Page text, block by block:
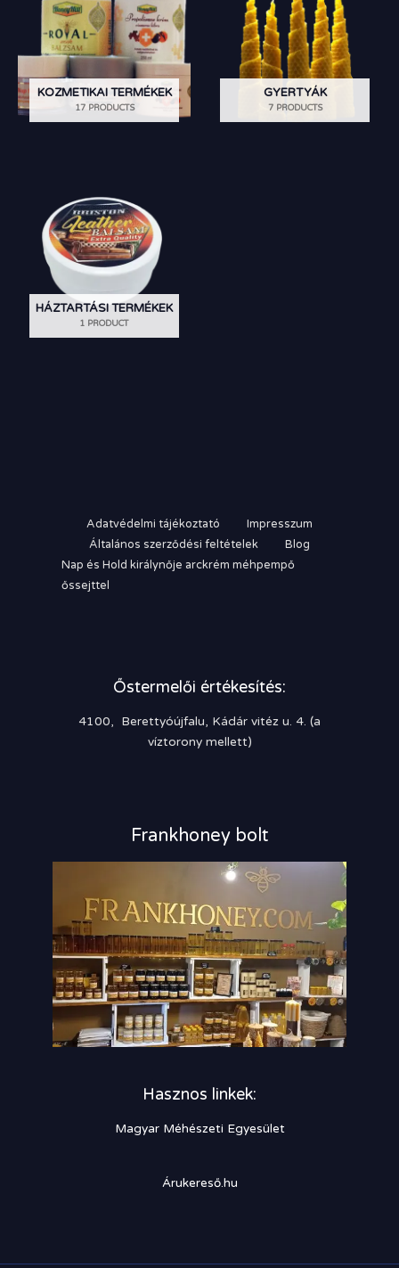
KOZMETIKAI TERMÉKEK
17 PRODUCTS
GYERTYÁK
7 PRODUCTS
HÁZTARTÁSI TERMÉKEK
1 PRODUCT
Adatvédelmi tájékoztató
Impresszum
Általános szerződési feltételek
Blog
Nap és Hold királynője arckrém méhpempő
őssejttel
Őstermelői értékesítés:
4100, Berettyóújfalu, Kádár vitéz u. 4. (a
víztorony mellett)
Frankhoney bolt
Hasznos linkek:
Magyar Méhészeti Egyesület
Árukereső.hu